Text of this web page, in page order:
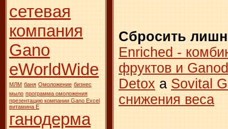
сетевая
компания
Gano
eWorldWide
МЛМ баня Омоложение бизнес
мыло программа омоложения
презентацию компании Gano Excel
витамина Е
ганодерма
Сбросить
Enriched -
фруктов и
Detox а Sovital
снижения веса